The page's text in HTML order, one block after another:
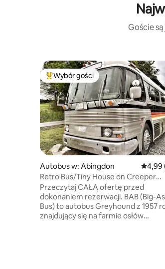
Goście
Najpopularniejsze z kategorii Wybór
Wybór gości
Autobus w: Abingdon
4,99
Retro Bus/Tiny House on Creeper
Trail+Donkey Farm
Przeczytaj CAŁĄ ofertę przed
dokonaniem rezerwacji. BAB (Big-
Bus) to autobus Greyhound z 1957
znajdujący się na farmie osłów